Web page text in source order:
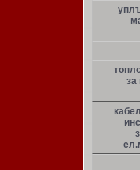
за